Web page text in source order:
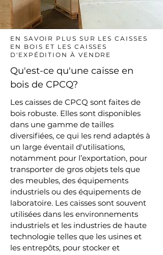
EN SAVOIR PLUS SUR LES CAISSES
EN BOIS ET LES CAISSES
D'EXPÉDITION À VENDRE
Qu'est-ce qu'une caisse en
bois de CPCQ?
Les caisses de CPCQ sont faites de
bois robuste. Elles sont disponibles
dans une gamme de tailles
diversifiées, ce qui les rend adaptés à
un large éventail d'utilisations,
notamment pour l’exportation, pour
transporter de gros objets tels que
des meubles, des équipements
industriels ou des équipements de
laboratoire. Les caisses sont souvent
utilisées dans les environnements
industriels et les industries de haute
technologie telles que les usines et
les entrepôts, pour stocker et